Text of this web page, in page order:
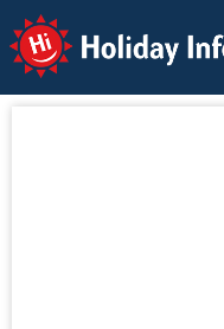
Holiday Info